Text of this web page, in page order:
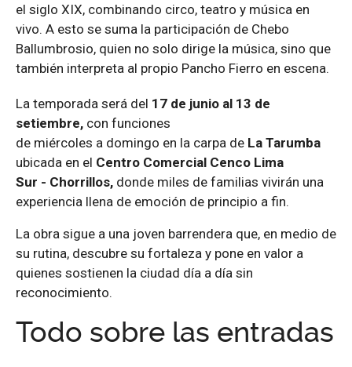
el siglo XIX, combinando circo, teatro y música en
vivo. A esto se suma la participación de Chebo
Ballumbrosio, quien no solo dirige la música, sino que
también interpreta al propio Pancho Fierro en escena.
La temporada será del 1 7 de junio al 13 de
setiembre, con funciones
de miércoles a domingo en la carpa de La Tarumba
ubicada en el Centro Comercial Cenco Lima
Sur - Chorrillos, donde miles de familias vivirán una
experiencia llena de emoción de principio a fin.
La obra sigue a una joven barrendera que, en medio de
su rutina, descubre su fortaleza y pone en valor a
quienes sostienen la ciudad día a día sin
reconocimiento.
Todo sobre las entradas